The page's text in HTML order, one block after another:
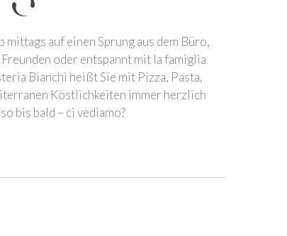
auf einen Sprung aus dem Büro,
oder entspannt mit la famiglia
Bianchi heißt Sie mit Pizza, Pasta,
Köstlichkeiten immer herzlich
bis bald – ci vediamo?